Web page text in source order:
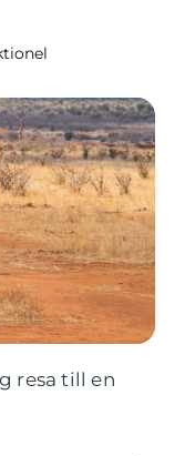
resa till en